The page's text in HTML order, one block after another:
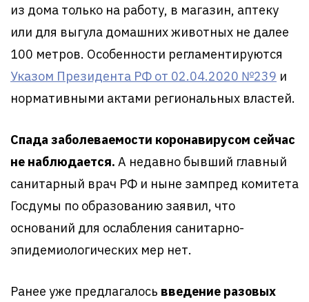
из дома только на работу, в магазин, аптеку
или для выгула домашних животных не далее
100 метров. Особенности регламентируются
Указом Президента РФ от 02.04.2020 №239 и
нормативными актами региональных властей.
Спада заболеваемости коронавирусом сейчас
не наблюдается. А недавно бывший главный
санитарный врач РФ и ныне зампред комитета
Госдумы по образованию заявил, что
оснований для ослабления санитарно-
эпидемиологических мер нет.
Ранее уже предлагалось введение разовых